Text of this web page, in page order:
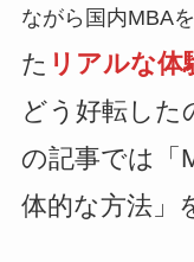
ながら国内MBA
た リアルな体
どう好転した
の記事では「
体的な方法」